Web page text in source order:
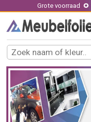
Grote voorraad